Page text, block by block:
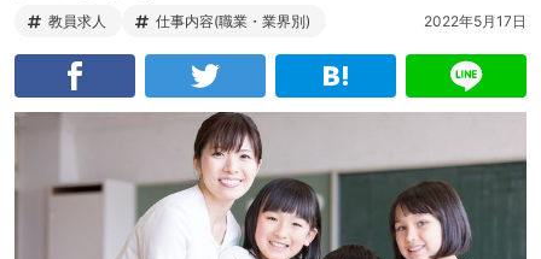
教員求人 仕事内容(職業・業界別) 2022年5月17日